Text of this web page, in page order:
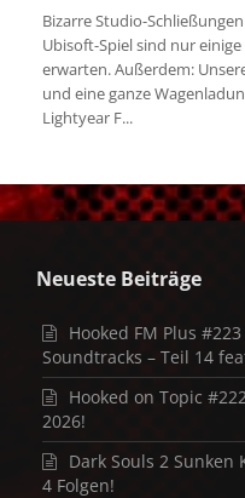
Jobs
Discord
Bizarre Studio-
Ubisoft-Spiel sind nur
erwarten. Außerdem:
und eine ganze
Lightyear F...
Neueste Beiträge
Hooked FM Plus
Soundtracks – Teil 14
Hooked on Topic
2026!
Dark Souls 2 Sunken
4 Folgen!